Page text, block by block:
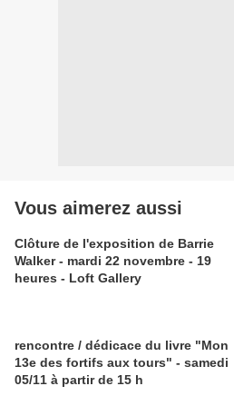
Vous aimerez aussi
Clôture de l'exposition de Barrie
Walker - mardi 22 novembre - 19
heures - Loft Gallery
rencontre / dédicace du livre "Mon
13e des fortifs aux tours" - samedi
05/11 à partir de 15 h